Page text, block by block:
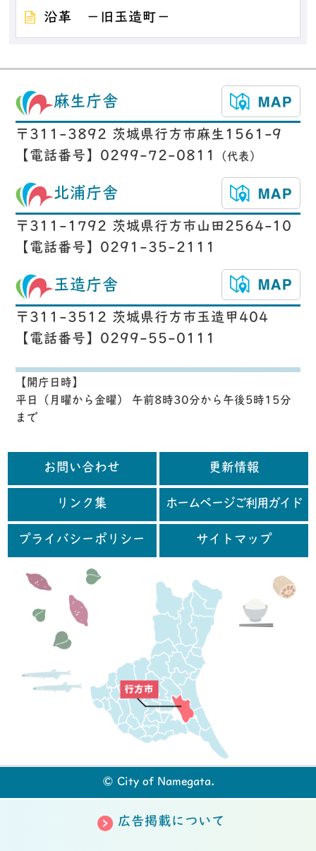
沿革 －旧玉造町－
麻生庁舎
〒311-3892 茨城県行方市麻生1561-9
【電話番号】0299-72-0811
（代表）
北浦庁舎
〒311-1792 茨城県行方市山田2564-10
【電話番号】0291-35-2111
玉造庁舎
〒311-3512 茨城県行方市玉造甲404
【電話番号】0299-55-0111
【開庁日時】
平日（月曜から金曜） 午前8時30分から午後5時15分
まで
お問い合わせ 更新情報
リンク集 ホームページご利用ガイド
プライバシーポリシー サイトマップ
© City of Namegata.
広告掲載について